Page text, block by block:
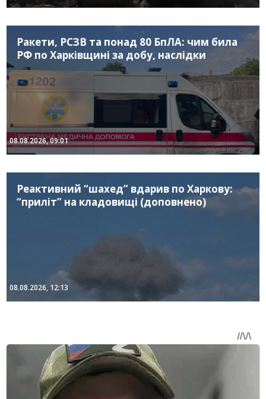
Ракети, РСЗВ та понад 80 БпЛА: чим била
РФ по Харківщині за добу, наслідки
08.08.2026, 09:01
Реактивний “шахед” вдарив по Харкову:
“приліт” на кладовищі (доповнено)
08.08.2026, 12:13